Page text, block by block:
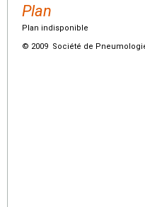
Plan
Plan indisponible
© 2009 Société de